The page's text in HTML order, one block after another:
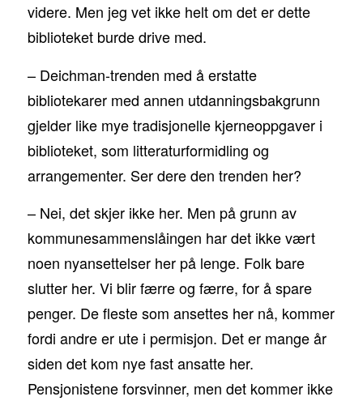
videre. Men jeg vet ikke helt om det er dette
biblioteket burde drive med.
– Deichman-trenden med å erstatte
bibliotekarer med annen utdanningsbakgrunn
gjelder like mye tradisjonelle kjerneoppgaver i
biblioteket, som litteraturformidling og
arrangementer. Ser dere den trenden her?
– Nei, det skjer ikke her. Men på grunn av
kommunesammenslåingen har det ikke vært
noen nyansettelser her på lenge. Folk bare
slutter her. Vi blir færre og færre, for å spare
penger. De fleste som ansettes her nå, kommer
fordi andre er ute i permisjon. Det er mange år
siden det kom nye fast ansatte her.
Pensjonistene forsvinner, men det kommer ikke